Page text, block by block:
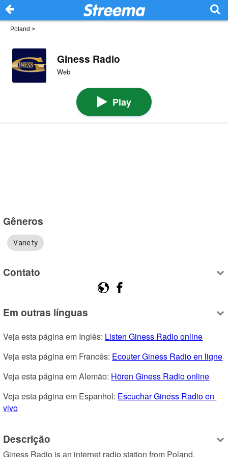
Poland >
Giness Radio
Web
Play
Gêneros
Variety
Contato
Em outras línguas
Veja esta página em Inglês: Listen Giness Radio online
Veja esta página em Francês: Ecouter Giness Radio en ligne
Veja esta página em Alemão: Hören Giness Radio online
Veja esta página em Espanhol: Escuchar Giness Radio en
vivo
Descrição
Giness Radio is an internet radio station from Poland,